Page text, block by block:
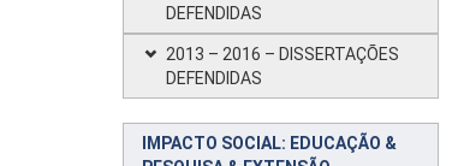
DEFENDIDAS
2013 – 2016 – DISSERTAÇÕES
DEFENDIDAS
IMPACTO SOCIAL: EDUCAÇÃO &